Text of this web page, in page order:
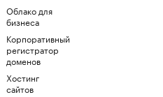
Облако для
бизнеса
Корпоративный
регистратор
доменов
Хостинг
сайтов